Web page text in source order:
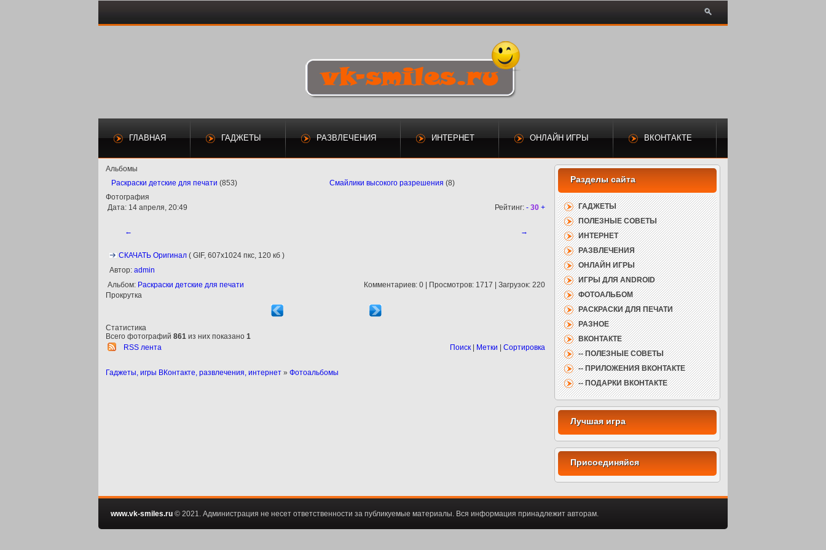
ГЛАВНАЯ ГАДЖЕТЫ РАЗВЛЕЧЕНИЯ ИНТЕРНЕТ ОНЛАЙН ИГРЫ ВКОНТАКТЕ
Альбомы
Раскраски детские для печати (853) Смайлики высокого разрешения (8)
Фотография
Дата: 14 апреля, 20:49
Рейтинг: - 30 +
← →
СКАЧАТЬ Оригинал ( GIF, 607x1024 пкс, 120 кб )
Автор: admin
Альбом: Раскраски детские для печати
Комментариев: 0 | Просмотров: 1717 | Загрузок: 220
Прокрутка
Статистика
Всего фотографий 861 из них показано 1
RSS лента
Поиск Метки Сортировка
Гаджеты, игры ВКонтакте, развлечения, интернет » Фотоальбомы
ГАДЖЕТЫ
ПОЛЕЗНЫЕ СОВЕТЫ
ИНТЕРНЕТ
РАЗВЛЕЧЕНИЯ
ОНЛАЙН ИГРЫ
ИГРЫ ДЛЯ ANDROID
ФОТОАЛЬБОМ
РАСКРАСКИ ДЛЯ ПЕЧАТИ
РАЗНОЕ
ВКОНТАКТЕ
-- ПОЛЕЗНЫЕ СОВЕТЫ
-- ПРИЛОЖЕНИЯ ВКОНТАКТЕ
-- ПОДАРКИ ВКОНТАКТЕ
www.vk-smiles.ru © 2021. Администрация не несет ответственности за публикуемые материалы. Вся информация принадлежит авторам.